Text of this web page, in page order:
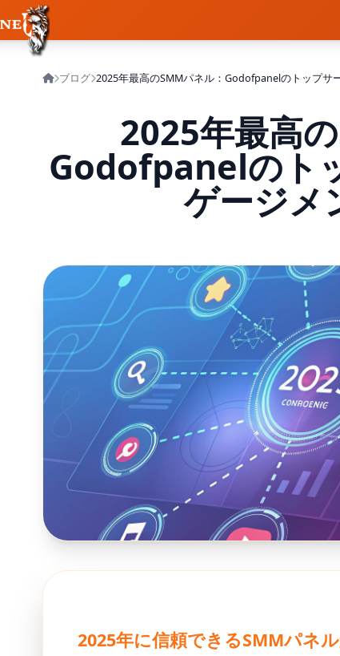
ブログ
2025年最高
Godofpanelのト
ゲージメ
2025年に信頼できるSMMパネ